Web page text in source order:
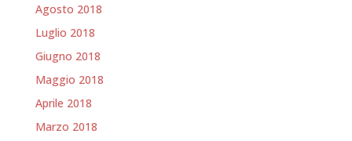
Agosto 2018
Luglio 2018
Giugno 2018
Maggio 2018
Aprile 2018
Marzo 2018